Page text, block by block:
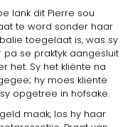
lank dit Pierre sou
te word sonder haar
toegelaat is, was sy
se praktyk aangesluit
het. Sy het kliënte na
hy moes kliënte
opgetree in hofsake.
maak, los hy haar